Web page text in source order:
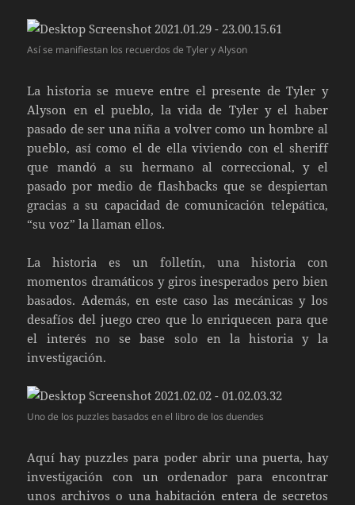
Así se manifiestan los recuerdos de Tyler y Alyson
La historia se mueve entre el presente de Tyler y
Alyson en el pueblo, la vida de Tyler y el haber
pasado de ser una niña a volver como un hombre al
pueblo, así como el de ella viviendo con el sheriff
que mandó a su hermano al correccional, y el
pasado por medio de flashbacks que se despiertan
gracias a su capacidad de comunicación telepática,
“su voz” la llaman ellos.
La historia es un folletín, una historia con
momentos dramáticos y giros inesperados pero bien
basados. Además, en este caso las mecánicas y los
desafíos del juego creo que lo enriquecen para que
el interés no se base solo en la historia y la
investigación.
Uno de los puzzles basados en el libro de los duendes
Aquí hay puzzles para poder abrir una puerta, hay
investigación con un ordenador para encontrar
unos archivos o una habitación entera de secretos